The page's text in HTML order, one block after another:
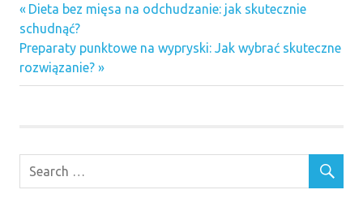
Nawigacja
wpisu
Previous
Post:
Dieta bez mięsa na odchudzanie: jak skutecznie
schudnąć?
Next
Post:
Preparaty punktowe na wypryski: Jak wybrać skuteczne
rozwiązanie?